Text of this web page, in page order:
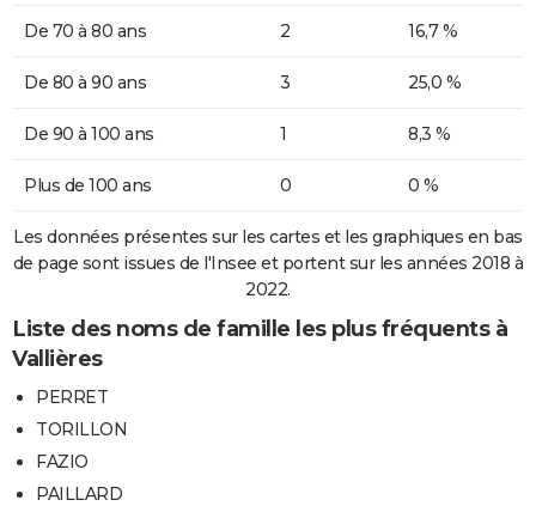
De 70 à 80 ans 2 16,7 %
De 80 à 90 ans 3 25,0 %
De 90 à 100 ans 1 8,3 %
Plus de 100 ans 0 0 %
Les données présentes sur les cartes et les graphiques en bas
de page sont issues de l'Insee et portent sur les années 2018 à
2022.
Liste des noms de famille les plus fréquents à
Vallières
PERRET
TORILLON
FAZIO
PAILLARD